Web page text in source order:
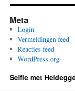
Meta
Login
Vermeldingen feed
Reacties feed
WordPress.org
Selfie met